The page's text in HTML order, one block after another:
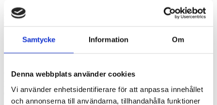
Samtycke Information Om
Denna webbplats använder cookies
Vi använder enhetsidentifierare för att anpassa innehållet
och annonserna till användarna, tillhandahålla funktioner
Direct:
Conny Holmberg
Vd
e-mail: conny@lyckansslip.com